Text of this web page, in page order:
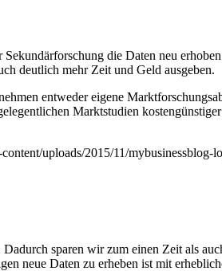
die Daten neu
deutlich mehr Zeit und Geld ausgeben.
entweder eigene
Marktstudien
uploads/2015/11/mybusinessblog-
sparen wir zum einen Zeit als
neue Daten zu erheben ist mit